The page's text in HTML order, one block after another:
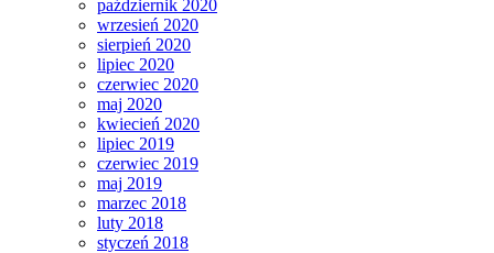
październik 2020
wrzesień 2020
sierpień 2020
lipiec 2020
czerwiec 2020
maj 2020
kwiecień 2020
lipiec 2019
czerwiec 2019
maj 2019
marzec 2018
luty 2018
styczeń 2018